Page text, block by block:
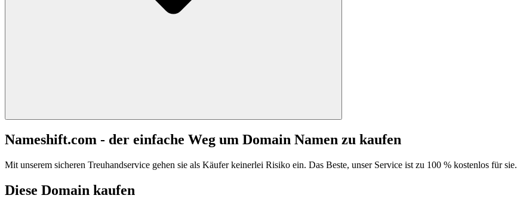
Nameshift.com - der einfache Weg um Domain Namen zu kaufen
Mit unserem sicheren Treuhandservice gehen sie als Käufer keinerlei Risiko ein. Das Beste, unser Service ist zu 100 % kostenlos für sie.
Diese Domain kaufen